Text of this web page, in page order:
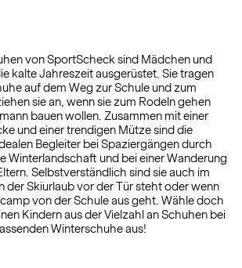
von SportScheck sind Mädchen und
kalte Jahreszeit ausgerüstet. Sie tragen
auf dem Weg zur Schule und zum
sie an, wenn sie zum Rodeln gehen
bauen wollen. Zusammen mit einer
und einer trendigen Mütze sind die
Begleiter bei Spaziergängen durch
Winterlandschaft und bei einer Wanderung
Selbstverständlich sind sie auch im
der Skiurlaub vor der Tür steht oder wenn
von der Schule aus geht. Wähle doch
Kindern aus der Vielzahl an Schuhen bei
Winterschuhe aus!